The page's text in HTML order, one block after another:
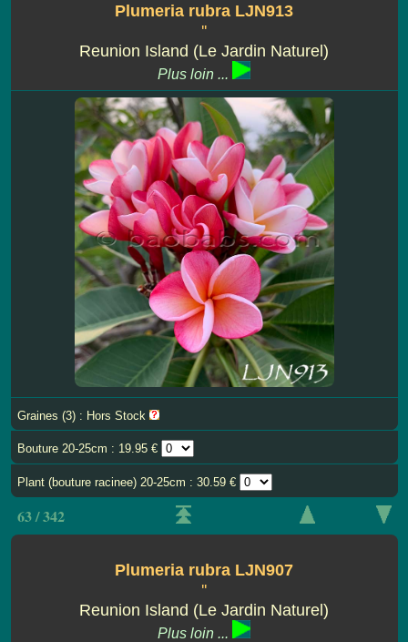
Plumeria rubra LJN913
''
Reunion Island (Le Jardin Naturel)
Plus loin ...
Graines (3) : Hors Stock
Bouture 20-25cm : 19.95 €
Plant (bouture racinee) 20-25cm : 30.59 €
63 / 342
Plumeria rubra LJN907
''
Reunion Island (Le Jardin Naturel)
Plus loin ...